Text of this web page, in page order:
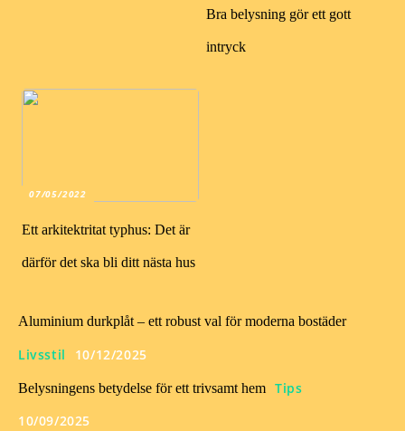
Bra belysning gör ett gott
intryck
07/05/2022
Ett arkitektritat typhus: Det är
därför det ska bli ditt nästa hus
Aluminium durkplåt – ett robust val för moderna bostäder
Livsstil 10/12/2025
Belysningens betydelse för ett trivsamt hem Tips
10/09/2025